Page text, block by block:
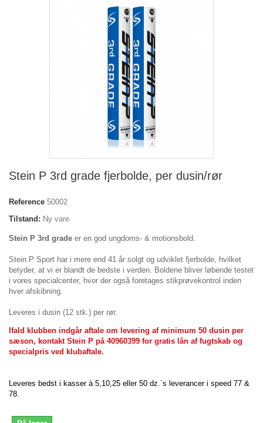
Stein P 3rd grade fjerbolde, per dusin/rør
Reference 50002
Tilstand: Ny vare
Stein P 3rd grade er en god ungdoms- & motionsbold.
Stein P Sport har i mere end 41 år solgt og udviklet fjerbolde, hvilket
betyder, at vi er blandt de bedste i verden. Boldene bliver løbende testet
i vores specialcenter, hvor der også foretages stikprøvekontrol inden
hver afskibning.
Leveres i dusin (12 stk.) per rør.
Ifald klubben indgår aftale om levering af minimum 50 dusin per
sæson, kontakt Stein P på 40960399 for gratis lån af fugtskab og
specialpris ved klubaftale.
Leveres bedst i kasser à 5,10,25 eller 50 dz.`s leverancer i speed 77 &
78.